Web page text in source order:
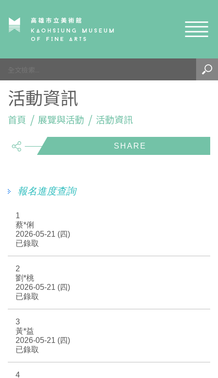
網站導覽
參觀資訊
參觀須知
開館時間
交通資訊
環境介紹
兒童美術館
高美館
無障礙服務專區
藝術之旅
三秌茶屋
Pinkoi 電商平台
展覽與活動
展覽資訊
徵件辦法
典藏與研究
典藏查詢
典藏圖檔申請
研究資源
南島當代記憶工程
研究出版
系列出版
線上學習
藝術閱聽
時代之聲│Podcasts
視覺影像資料庫│影音紀錄
藝術認證│高美館館刊
百夜藝術默讀│典藏閱讀
南島當代記憶工程│資料庫
線上展覽
珍珠—南方視野的女性藝術
流於形式—梁任宏個展(1999-2024)
透景線：實境的疊隱與擴張
民・間
2022高雄獎
AR/VR體驗
來自大地的祝福— 2019-2020典藏捐贈展
感知棲所— 關鍵典藏2019-2020
南方作為相遇之所
感動兔 高美特展
相遇在南方 - 教/學包
美術資源教室-手作課程
藝術遊戲號
畫想想‧想畫畫
關於我們
高美館
關於高美館/年報
組織職掌
規劃傳承
高美館大事記
兒童美術館
高美之友
美術館會員
合作夥伴
EN
活動資訊
首頁 展覽與活動 活動資訊
share
報名進度查詢
1
蔡*俐
2026-05-21 (四)
已錄取
2
劉*桃
2026-05-21 (四)
已錄取
3
黃*益
2026-05-21 (四)
已錄取
4